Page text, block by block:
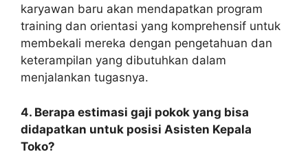
karyawan baru akan mendapatkan program
training dan orientasi yang komprehensif untuk
membekali mereka dengan pengetahuan dan
keterampilan yang dibutuhkan dalam
menjalankan tugasnya.
4. Berapa estimasi gaji pokok yang bisa
didapatkan untuk posisi Asisten Kepala
Toko?